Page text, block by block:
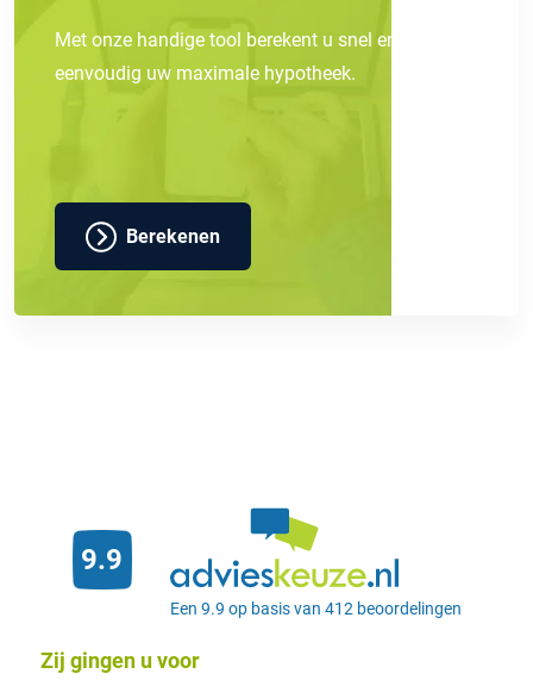
Met onze handige tool berekent u snel en
eenvoudig uw maximale hypotheek.
Berekenen
Zij gingen u voor
9.9
Een 9.9 op basis van 412 beoordelingen